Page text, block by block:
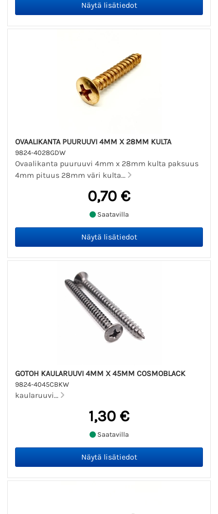
OVAALIKANTA PUURUUVI 4MM X 28MM KULTA
9824-4028GDW
Ovaalikanta puuruuvi 4mm x 28mm kulta paksuus
4mm pituus 28mm väri kulta...
0,70 €
Saatavilla
GOTOH KAULARUUVI 4MM X 45MM COSMOBLACK
9824-4045CBKW
kaularuuvi...
1,30 €
Saatavilla